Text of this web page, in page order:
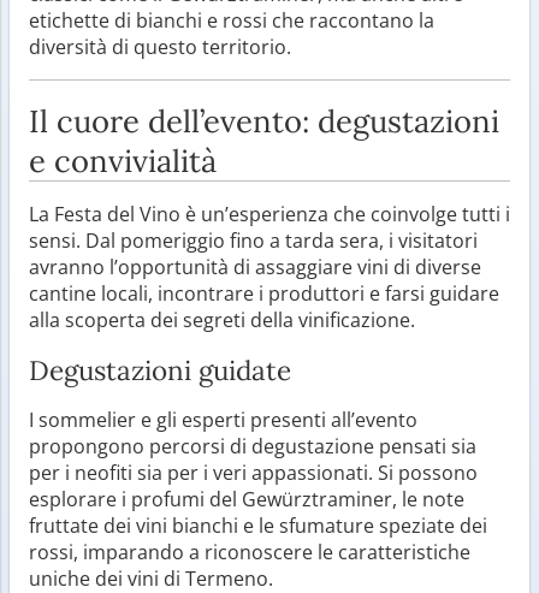
etichette di bianchi e rossi che raccontano la
diversità di questo territorio.
Il cuore dell’evento: degustazioni
e convivialità
La Festa del Vino è un’esperienza che coinvolge tutti i
sensi. Dal pomeriggio fino a tarda sera, i visitatori
avranno l’opportunità di assaggiare vini di diverse
cantine locali, incontrare i produttori e farsi guidare
alla scoperta dei segreti della vinificazione.
Degustazioni guidate
I sommelier e gli esperti presenti all’evento
propongono percorsi di degustazione pensati sia
per i neofiti sia per i veri appassionati. Si possono
esplorare i profumi del Gewürztraminer, le note
fruttate dei vini bianchi e le sfumature speziate dei
rossi, imparando a riconoscere le caratteristiche
uniche dei vini di Termeno.